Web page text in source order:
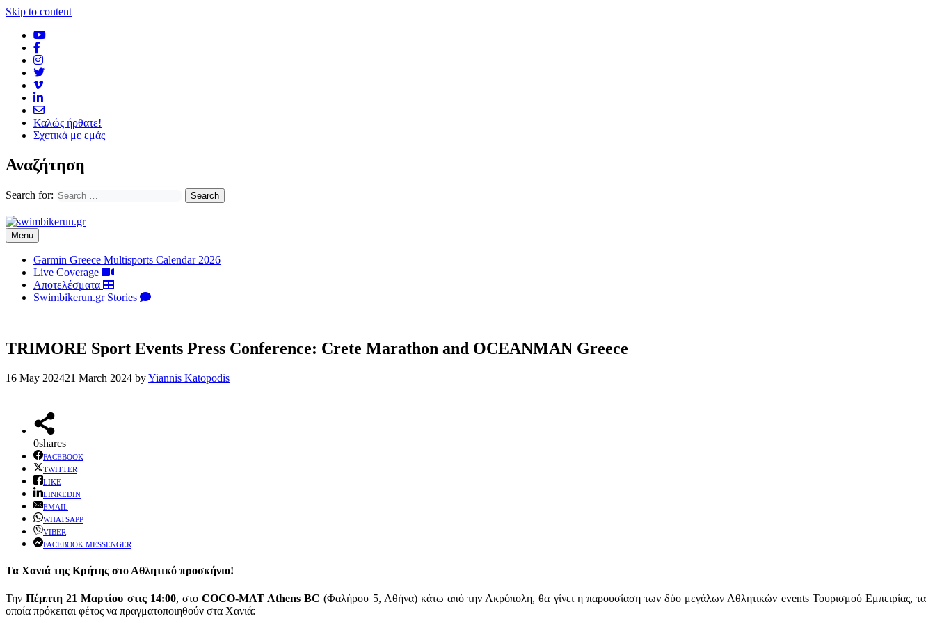
Skip to content
Καλώς ήρθατε!
Σχετικά με εμάς
Αναζήτηση
Search for:
Menu
Garmin Greece Multisports Calendar 2026
Live Coverage
Αποτελέσματα
Swimbikerun.gr Stories
TRIMORE Sport Events Press Conference: Crete Marathon and OCEANMAN Greece
16 May 202421 March 2024 byYiannis Katopodis
0shares
FACEBOOK
TWITTER
LIKE
LINKEDIN
EMAIL
WHATSAPP
VIBER
FACEBOOK MESSENGER
Τα Χανιά της Κρήτης στο Αθλητικό προσκήνιο!
ΤηνΠέμπτη 21 Μαρτίου στις 14:00, στοCOCO-MAT Athens BC (Φαλήρου 5, Αθήνα) κάτω από την Ακρόπολη, θα γίνει η παρουσίαση των δύο μεγάλων Αθλητικών events Τουρισμού Εμπειρίας, τα
οποία πρόκειται φέτος να πραγματοποιηθούν στα Χανιά: